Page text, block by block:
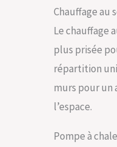
Chauffage au
Le chauffage
plus prisée
répartition
murs pour un
l’espace.
Pompe à